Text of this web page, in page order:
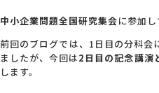
スタッフ紹介
最新ブログ
中小企業問題全国研究集会に参加し
前回のブログでは、1日目の分科会
ましたが、今回は2日目の記念講演
します。